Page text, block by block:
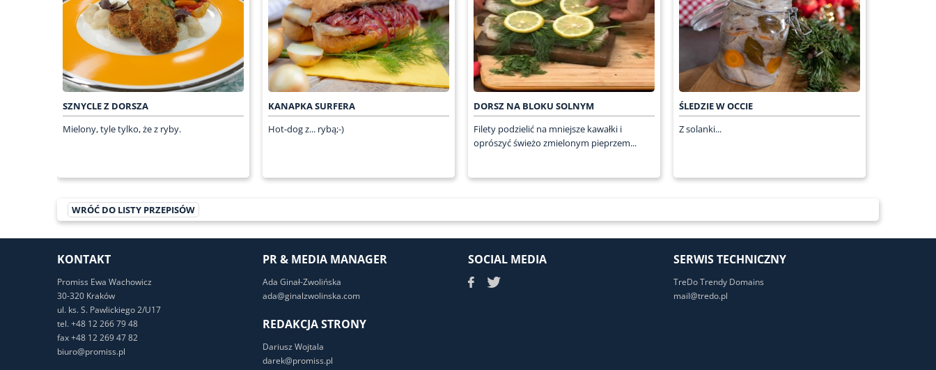
SZNYCLE Z DORSZA
Mielony, tyle tylko, że z ryby.
KANAPKA SURFERA
Hot-dog z... rybą;-)
DORSZ NA BLOKU SOLNYM
Filety podzielić na mniejsze kawałki i
oprószyć świeżo zmielonym pieprzem...
ŚLEDZIE W OCCIE
Z solanki...
WRÓĆ DO LISTY PRZEPISÓW
KONTAKT
Promiss Ewa Wachowicz
30-320 Kraków
ul. ks. S. Pawlickiego 2/U17
tel. +48 12 266 79 48
fax +48 12 269 47 82
biuro@promiss.pl
PR & MEDIA MANAGER
Ada Ginał-Zwolińska
ada@ginalzwolinska.com
REDAKCJA STRONY
Dariusz Wojtala
darek@promiss.pl
SOCIAL MEDIA SERWIS TECHNICZNY
TreDo Trendy Domains
mail@tredo.pl